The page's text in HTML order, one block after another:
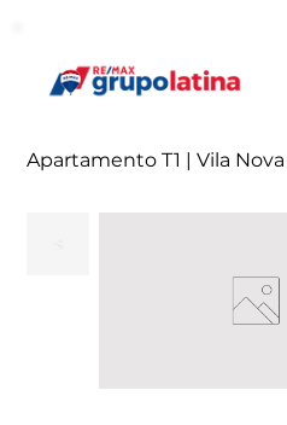
Apartamento T1 | Vila Nova